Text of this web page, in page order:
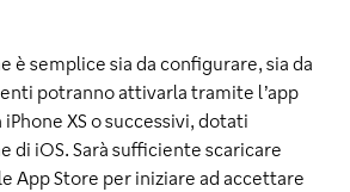
è semplice sia da configurare, sia da
potranno attivarla tramite l’app
iPhone XS o successivi, dotati
di iOS. Sarà sufficiente scaricare
App Store per iniziare ad accettare